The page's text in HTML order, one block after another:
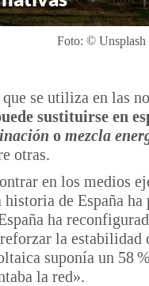
Foto: ©
que se utiliza en las
sustituirse en
o mezcla
otras.
en los medios
de España ha
ha
la estabilidad
suponía un 58
la red».